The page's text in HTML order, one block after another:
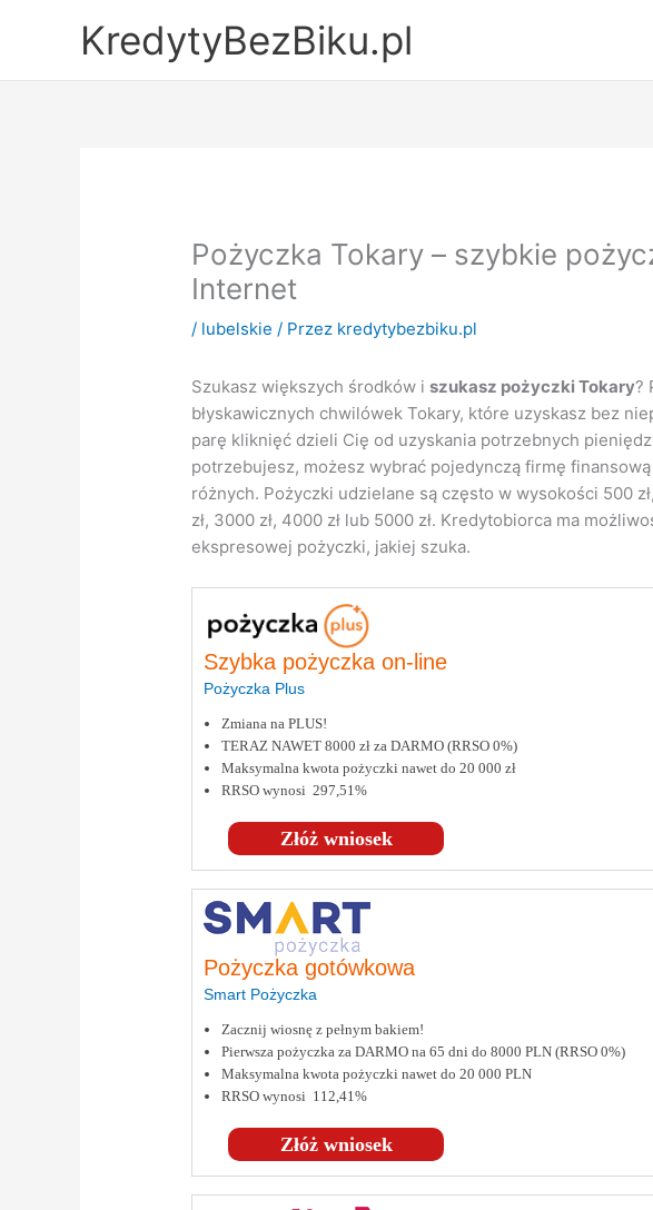
KredytyBezBiku.pl
Pożyczka Tokary – szybkie
Internet
/ lubelskie / Przez kredytybezbiku.pl
Szukasz większych środków iszukasz pożyczki Tokary?
błyskawicznych chwilówek Tokary, które uzyskasz bez
parę kliknięć dzieli Cię od uzyskania potrzebnych
potrzebujesz, możesz wybrać pojedynczą firmę
różnych. Pożyczki udzielane są często w wysokości 500 zł,
zł, 3000 zł, 4000 zł lub 5000 zł. Kredytobiorca ma
ekspresowej pożyczki, jakiej szuka.
Szybka pożyczka on-line
Pożyczka Plus
Złóż wniosek
Zmiana na PLUS!
TERAZ NAWET 8000 zł za DARMO (RRSO 0%)
Maksymalna kwota pożyczki nawet do 20 000 zł
RRSO wynosi 297,51%
Pożyczka gotówkowa
Smart Pożyczka
Złóż wniosek
Zacznij wiosnę z pełnym bakiem!
Pierwsza pożyczka za DARMO na 65 dni do 8000 PLN (RRSO 0%)
Maksymalna kwota pożyczki nawet do 20 000 PLN
RRSO wynosi 112,41%